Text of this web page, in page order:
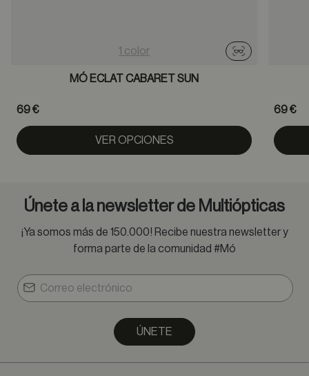
1 color
Probador
MÓ ECLAT CABARET SUN
69 €
VER OPCIONES
69 €
Únete a la newsletter de Multiópticas
¡Ya somos más de 150.000! Recibe nuestra newsletter y
forma parte de la comunidad #Mó
ÚNETE